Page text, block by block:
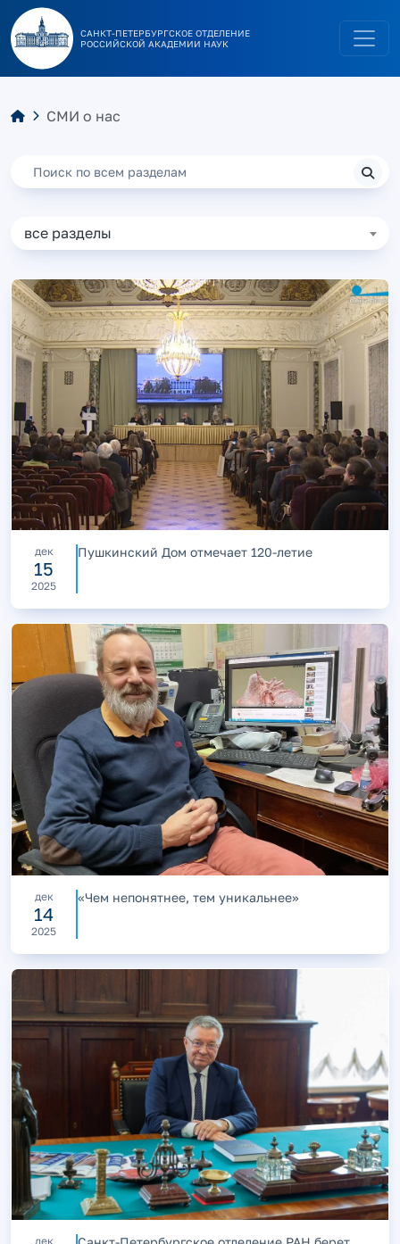
САНКТ-ПЕТЕРБУРГСКОЕ ОТДЕЛЕНИЕ
РОССИЙСКОЙ АКАДЕМИИ НАУК
СМИ о нас
Поиск
все разделы
дек
15
2025
Пушкинский Дом отмечает 120-летие
дек
14
2025
«Чем непонятнее, тем уникальнее»
дек